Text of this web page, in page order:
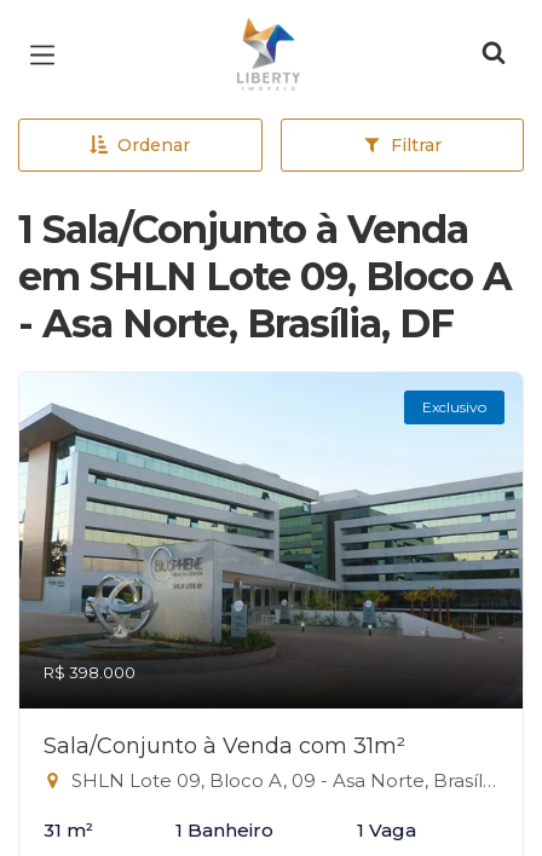
Página inicial
Ordenar Filtrar
1 Sala/Conjunto à Venda
em SHLN Lote 09, Bloco A
- Asa Norte, Brasília, DF
Exclusivo
R$ 398.000
Sala/Conjunto à Venda com 31m²
SHLN Lote 09, Bloco A, 09 - Asa Norte, Brasília-DF
31 m² 1 Banheiro 1 Vaga